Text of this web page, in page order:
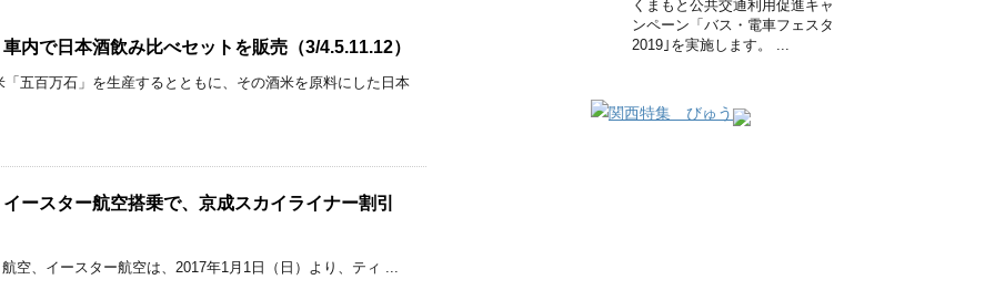
内で日本酒飲み比べセットを販売（3/4.5.11.12）
五百万石」を生産するとともに、その酒米を原料にした日本
ースター航空搭乗で、京成スカイライナー割引
空、イースター航空は、2017年1月1日（日）より、ティ ...
くまもと公共交通利用促進キャ
ンペーン「バス・電車フェスタ
2019｣を実施します。 ...